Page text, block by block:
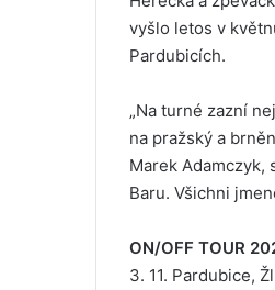
vyšlo letos v
Pardubicích.
„Na turné zazní
na pražský a
Marek
Baru. Všichni
ON/OFF TOUR
3. 11. Pardubice,